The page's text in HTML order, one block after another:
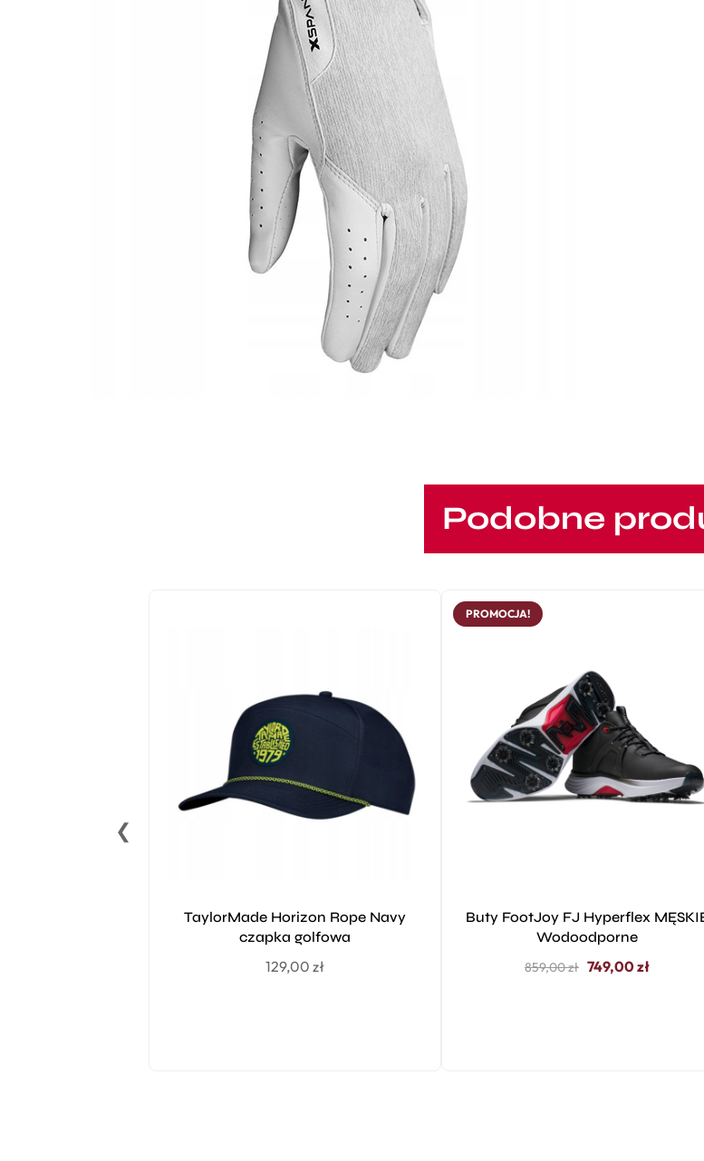
Podobne
❮
TaylorMade Horizon Rope Navy
czapka golfowa
129,00 zł
PROMOCJA!
Buty FootJoy FJ Hyperflex
Wodoodporne
859,00zł 749,00zł